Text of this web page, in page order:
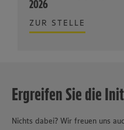
2026
ZUR STELLE
Ergreifen Sie die
Nichts dabei? Wir freuen uns